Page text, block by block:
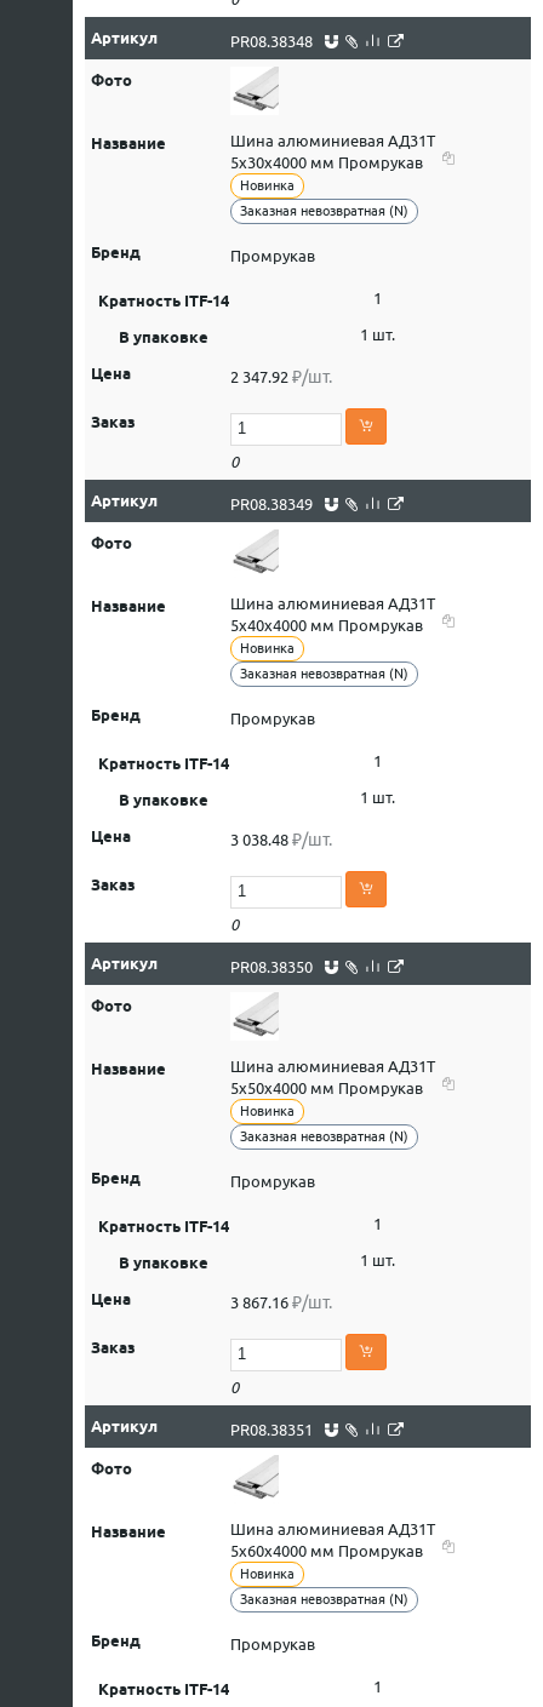
PR08.38348
Шина алюминиевая АД31Т
5х30х4000 мм Промрукав
Новинка
Заказная невозвратная (N)
Промрукав
1
1 шт.
2 347.92 ₽/шт.
0
PR08.38349
Шина алюминиевая АД31Т
5х40х4000 мм Промрукав
Новинка
Заказная невозвратная (N)
Промрукав
1
1 шт.
3 038.48 ₽/шт.
0
PR08.38350
Шина алюминиевая АД31Т
5х50х4000 мм Промрукав
Новинка
Заказная невозвратная (N)
Промрукав
1
1 шт.
3 867.16 ₽/шт.
0
PR08.38351
Шина алюминиевая АД31Т
5х60х4000 мм Промрукав
Новинка
Заказная невозвратная (N)
Промрукав
1